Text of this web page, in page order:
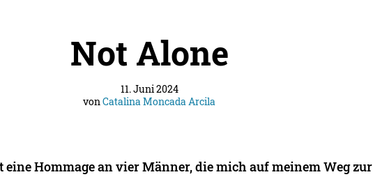
Not Alone
11. Juni 2024
vonCatalina Moncada Arcila
eine Hommage an vier Männer, die mich auf meinem Weg zur